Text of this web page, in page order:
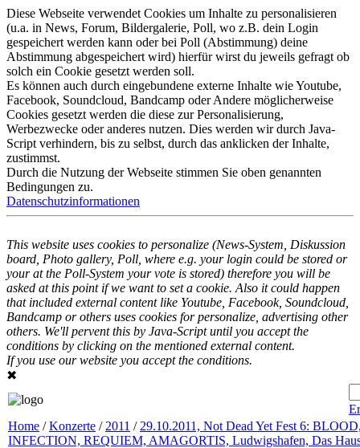
Diese Webseite verwendet Cookies um Inhalte zu personalisieren
(u.a. in News, Forum, Bildergalerie, Poll, wo z.B. dein Login
gespeichert werden kann oder bei Poll (Abstimmung) deine
Abstimmung abgespeichert wird) hierfür wirst du jeweils gefragt ob
solch ein Cookie gesetzt werden soll.
Es können auch durch eingebundene externe Inhalte wie Youtube,
Facebook, Soundcloud, Bandcamp oder Andere möglicherweise
Cookies gesetzt werden die diese zur Personalisierung,
Werbezwecke oder anderes nutzen. Dies werden wir durch Java-
Script verhindern, bis zu selbst, durch das anklicken der Inhalte,
zustimmst.
Durch die Nutzung der Webseite stimmen Sie oben genannten
Bedingungen zu.
Datenschutzinformationen
This website uses cookies to personalize (News-System, Diskussion
board, Photo gallery, Poll, where e.g. your login could be stored or
your at the Poll-System your vote is stored) therefore you will be
asked at this point if we want to set a cookie. Also it could happen
that included external content like Youtube, Facebook, Soundcloud,
Bandcamp or others uses cookies for personalize, advertising other
others. We'll pervent this by Java-Script until you accept the
conditions by clicking on the mentioned external content.
If you use our website you accept the conditions.
✖
Home /Konzerte / 2011 / 29.10.2011, Not Dead Yet Fest 6:
INFECTION, REQUIEM, AMAGORTIS, Ludwigshafen, Das